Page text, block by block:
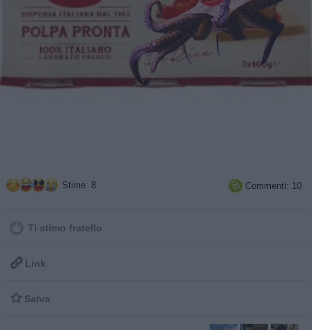
Stime: 8  Commenti: 10
Ti stimo fratello
 Link
 Salva